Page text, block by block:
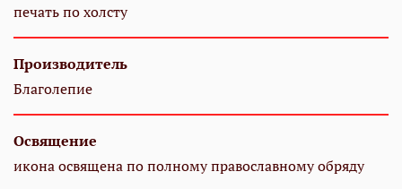
печать по холсту
Производитель
Благолепие
Освящение
икона освящена по полному православному обряду